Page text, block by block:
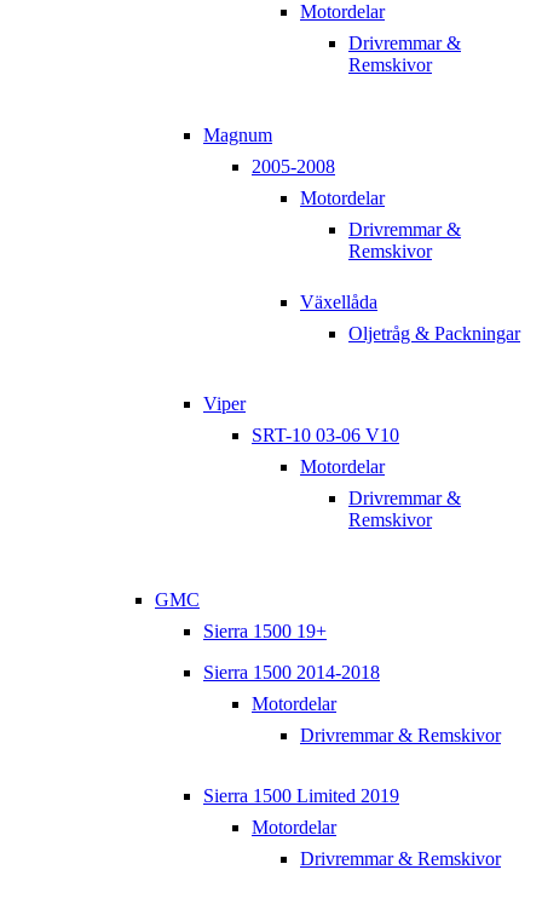
Motordelar
Drivremmar &
Remskivor
Magnum
2005-2008
Motordelar
Drivremmar &
Remskivor
Växellåda
Oljetråg & Packningar
Viper
SRT-10 03-06 V10
Motordelar
Drivremmar &
Remskivor
GMC
Sierra 1500 19+
Sierra 1500 2014-2018
Motordelar
Drivremmar & Remskivor
Sierra 1500 Limited 2019
Motordelar
Drivremmar & Remskivor